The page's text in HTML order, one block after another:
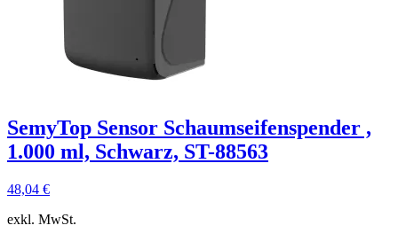
SemyTop Sensor Schaumseifenspender ,
1.000 ml, Schwarz, ST-88563
48,04 €
exkl. MwSt.